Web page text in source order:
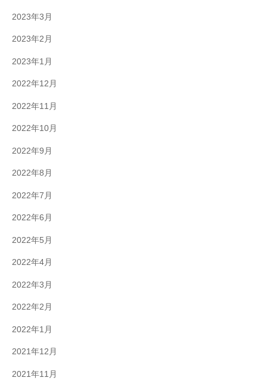
2023年3月
2023年2月
2023年1月
2022年12月
2022年11月
2022年10月
2022年9月
2022年8月
2022年7月
2022年6月
2022年5月
2022年4月
2022年3月
2022年2月
2022年1月
2021年12月
2021年11月